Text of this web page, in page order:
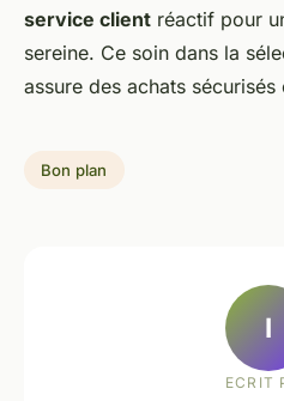
service client réactif pour
sereine. Ce soin dans la
assure des achats sécurisés
Bon plan
I
ECRIT